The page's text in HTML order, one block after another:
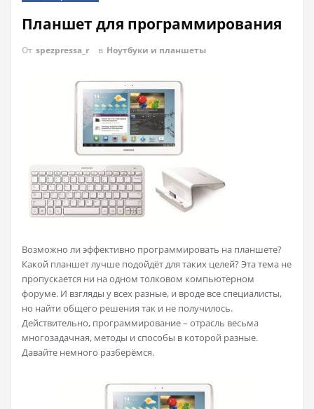
Планшет для программирования
От spezpressa_r в Ноутбуки и планшеты
Возможно ли эффективно программировать на планшете?
Какой планшет лучше подойдёт для таких целей? Эта тема не
пропускается ни на одном толковом компьютерном
форуме. И взгляды у всех разные, и вроде все специалисты,
но найти общего решения так и не получилось.
Действительно, программирование – отрасль весьма
многозадачная, методы и способы в которой разные.
Давайте немного разберёмся.